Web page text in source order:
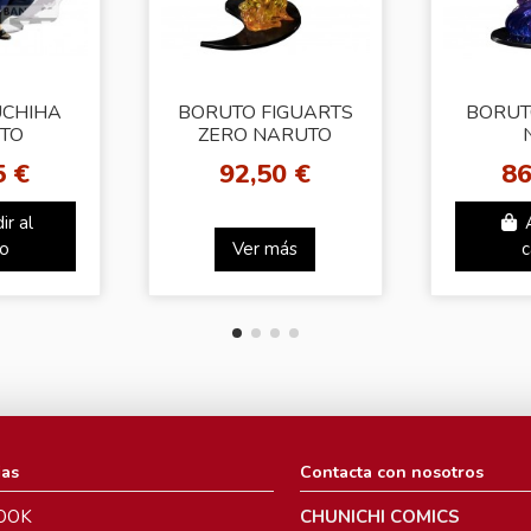
€
al
BORUTO FIGUARTS
ZERO NARUTO
RELATION) STATUE
92,50 €
Ver más
Contacta con nosotros
CHUNICHI COMICS